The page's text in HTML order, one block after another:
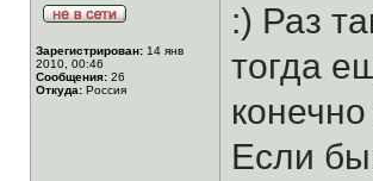
Зарегистрирован: 14 янв
2010, 00:46
Сообщения: 26
Откуда: Россия
:) Раз
тогда
Если